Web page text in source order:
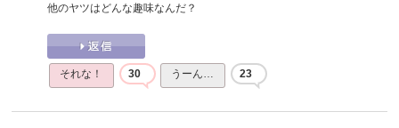
他のヤツはどんな趣味なんだ？
それな！ 30 うーん… 23